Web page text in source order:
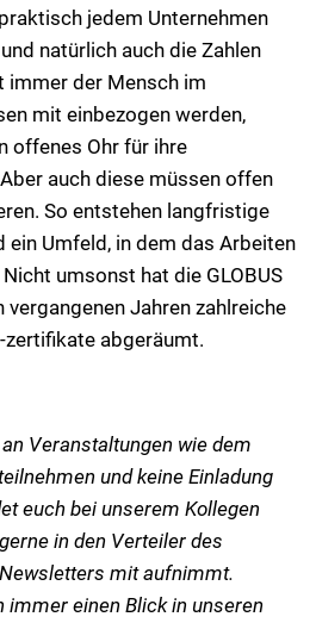
jedem Unternehmen
natürlich auch die Zahlen
immer der Mensch im
mit einbezogen werden,
offenes Ohr für ihre
auch diese müssen offen
So entstehen langfristige
Umfeld, in dem das Arbeiten
umsonst hat die GLOBUS
vergangenen Jahren zahlreiche
abgeräumt.
Veranstaltungen wie dem
und keine Einladung
euch bei unserem Kollegen
in den Verteiler des
mit aufnimmt.
immer einen Blick in unseren